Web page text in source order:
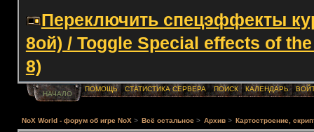
Переключить спецэффекты
8ой) / Toggle Special effects of
8)
НАЧАЛО
ПОМОЩЬ СТАТИСТИКА СЕРВЕРА ПОИСК КАЛЕНДАРЬ
NoX World - форум об игре NoX > Всё остальное > Архив > Картостроение,